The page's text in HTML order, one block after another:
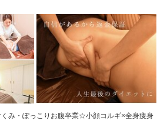
くみ・ぽっこりお腹卒業☆小顔コルギ×全身痩身